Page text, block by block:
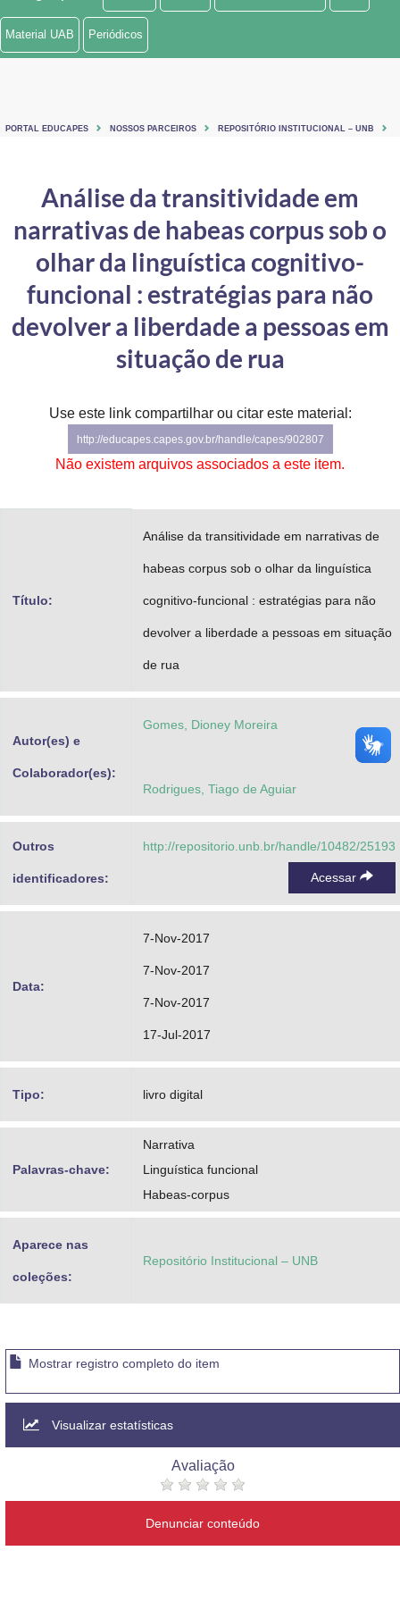
Ministério de Minas e Energia
Controladoria-Geral da União
Ministério da Mulher, da Família e dos Direitos Humanos
Secretaria-Geral
Secretaria de Governo
Advocacia-Geral da União
Banco Central do Brasil
Material UAB Periódicos
PORTAL EDUCAPES NOSSOS PARCEIROS REPOSITÓRIO INSTITUCIONAL – UNB
Análise da transitividade em
narrativas de habeas corpus sob o
olhar da linguística cognitivo-
funcional : estratégias para não
devolver a liberdade a pessoas em
situação de rua
Use este link compartilhar ou citar este material:
http://educapes.capes.gov.br/handle/capes/902807
Não existem arquivos associados a este item.
Título:
Análise da transitividade em narrativas de
habeas corpus sob o olhar da linguística
cognitivo-funcional : estratégias para não
devolver a liberdade a pessoas em situação
de rua
Autor(es) e
Colaborador(es):
Gomes, Dioney Moreira
Rodrigues, Tiago de Aguiar
Outros
identificadores:
http://repositorio.unb.br/handle/10482/25193
Acessar
Data:
7-Nov-2017
7-Nov-2017
7-Nov-2017
17-Jul-2017
Tipo: livro digital
Palavras-chave:
Narrativa
Linguística funcional
Habeas-corpus
Aparece nas
coleções:
Repositório Institucional – UNB
Mostrar registro completo do item
Visualizar estatísticas
Avaliação
Denunciar conteúdo